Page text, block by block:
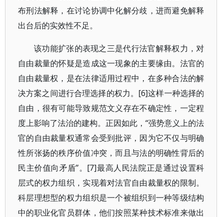
布刑法解释，在讨论协调中化解分歧，进而避免解释
出台后的实效性不足。
该功能扩张的表现之三是代行法官解释权力，对
自由裁量的怀疑是造成这一现象的主要缘由。法官的
自由裁量权，是在法律适用过程中，在多种合法的解
决方案之间进行合理选择的权力。[6]这样一种选择的
自由，很有可能导致规范文义存在不确定性，一定程
度上影响了法治的建构。正因如此，“强势意义上的法
官的自由裁量权通常会受到批评，因为它不仅与明确
性所张扬的秩序价值冲突，而且与法的明确性背后的
民主价值向矛盾”。[7]最高人民法院正是通过设置科
层式的权力组织，实现着对法官自由裁量权的限制。
科层理想型的权力组织是一个被组织到一种等级结构
中的职业化官员群体，他们按照某种技术标准来做出